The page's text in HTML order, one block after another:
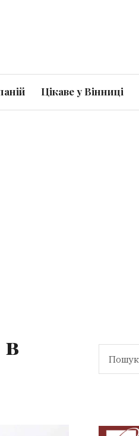
Цікаве у Вінниці